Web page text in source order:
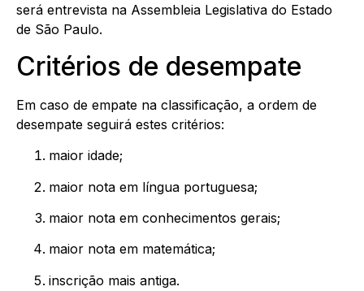
será entrevista na Assembleia Legislativa do Estado
de São Paulo.
Critérios de desempate
Em caso de empate na classificação, a ordem de
desempate seguirá estes critérios:
maior idade;
maior nota em língua portuguesa;
maior nota em conhecimentos gerais;
maior nota em matemática;
inscrição mais antiga.